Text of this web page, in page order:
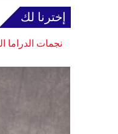
إخترنا لك
نجمات الدراما